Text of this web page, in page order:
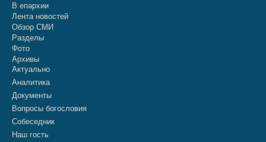
В епархии
Лента новостей
Обзор СМИ
Разделы
Фото
Архивы
Актуально
Аналитика
Документы
Вопросы богословия
Собеседник
Наш гость